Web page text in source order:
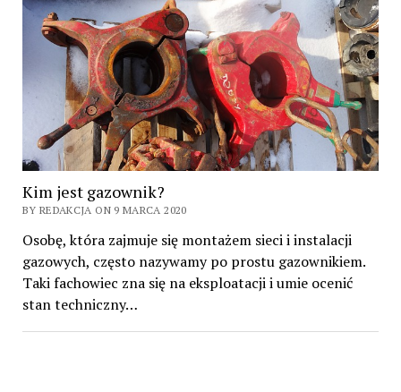
Kim jest gazownik?
BY REDAKCJA ON 9 MARCA 2020
Osobę, która zajmuje się montażem sieci i instalacji
gazowych, często nazywamy po prostu gazownikiem.
Taki fachowiec zna się na eksploatacji i umie ocenić
stan techniczny…